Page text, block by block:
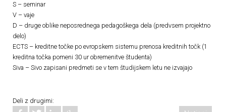
S – seminar
V – vaje
D – druge oblike neposrednega pedagoškega dela (predvsem projektno
delo)
ECTS – kreditne točke po evropskem sistemu prenosa kreditnih točk (1
kreditna točka pomeni 30 ur obremenitve študenta)
Siva – Sivo zapisani predmeti se v tem študijskem letu ne izvajajo
Deli z drugimi: